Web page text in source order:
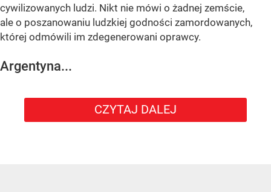
cywilizowanych ludzi. Nikt nie mówi o żadnej zemście,
ale o poszanowaniu ludzkiej godności zamordowanych,
której odmówili im zdegenerowani oprawcy.
Argentyna...
CZYTAJ DALEJ